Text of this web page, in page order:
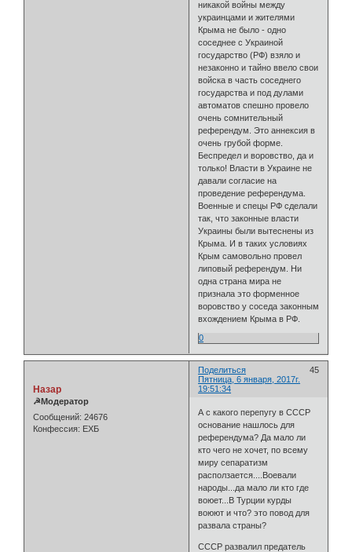
никакой войны между
украинцами и жителями
Крыма не было - одно
соседнее с Украиной
государство (РФ) взяло и
незаконно и тайно ввело свои
войска в часть соседнего
государства и под дулами
автоматов спешно провело
очень сомнительный
референдум. Это аннексия в
очень грубой форме.
Беспредел и воровство, да и
только! Власти в Украине не
давали согласие на
проведение референдума.
Военные и спецы РФ сделали
так, что законные власти
Украины были вытеснены из
Крыма. И в таких условиях
Крым самовольно провел
липовый референдум. Ни
одна страна мира не
признала это форменное
воровство у соседа законным
вхождением Крыма в РФ.
0
Поделиться
45
Пятница, 6 января, 2017г.
19:51:34
Назар
☭Модератор
Сообщений: 24676
Конфессия: ЕХБ
А с какого перепугу в СССР
основание нашлось для
референдума? Да мало ли
кто чего не хочет, по всему
миру сепаратизм
расползается....Воевали
народы...да мало ли кто где
воюет...В Турции курды
воюют и что? это повод для
развала страны?
СССР развалил предатель